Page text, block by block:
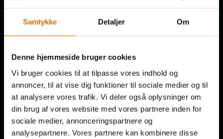
Samtykke Detaljer Om
Denne hjemmeside bruger cookies
Vi bruger cookies til at tilpasse vores indhold og
annoncer, til at vise dig funktioner til sociale medier og til
at analysere vores trafik. Vi deler også oplysninger om
din brug af vores website med vores partnere inden for
sociale medier, annonceringspartnere og
analysepartnere. Vores partnere kan kombinere disse
Få de nye afsnit direkte i din
indbakke
FORNAVN